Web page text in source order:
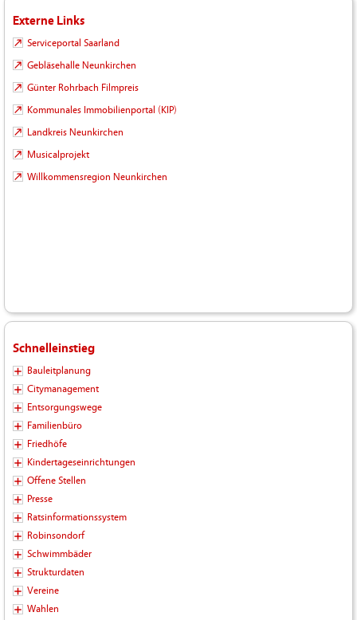
Externe Links
Serviceportal Saarland
Gebläsehalle Neunkirchen
Günter Rohrbach Filmpreis
Kommunales Immobilienportal (KIP)
Landkreis Neunkirchen
Musicalprojekt
Willkommensregion Neunkirchen
Schnelleinstieg
Bauleitplanung
Citymanagement
Entsorgungswege
Familienbüro
Friedhöfe
Kindertageseinrichtungen
Offene Stellen
Presse
Ratsinformationssystem
Robinsondorf
Schwimmbäder
Strukturdaten
Vereine
Wahlen